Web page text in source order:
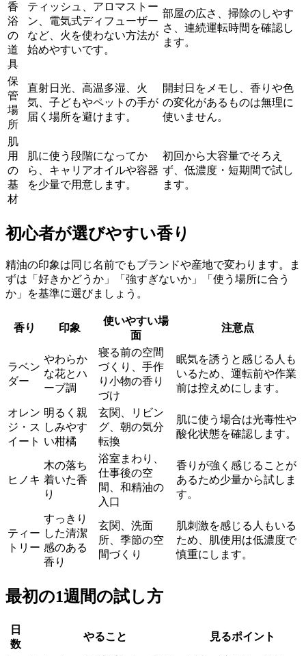
香
浴
の
道
具
ティッシュ、アロマストー
ン、電気式ディフューザー
など、火を使わない方法が
始めやすいです。
部屋の広さ、掃除のしやす
さ、連続運転時間を確認し
ます。
保
管
場
所
直射日光、高温多湿、火
気、子どもやペットの手が
届く場所を避けます。
開封日をメモし、香りや色
の変化があるものは無理に
使いません。
肌
用
の
基
材
肌に使う段階になってか
ら、キャリアオイルや容器
を少量で用意します。
初回から大容量でそろえ
ず、低濃度・短期間で試し
ます。
初心者が選びやすい香り
精油の印象は同じ名前でもブランドや産地で変わります。ま
ずは「好きかどうか」「強すぎないか」「使う場所に合う
か」を基準に選びましょう。
香り 印象
使いやすい場
面
注意点
ラベン
ダー
やわらか
な花とハ
ーブ調
寝る前の空間
づくり、手作
り小物の香り
づけ
眠気を誘うと感じる人も
いるため、運転前や作業
前は控えめにします。
オレン
ジ・ス
イート
明るく親
しみやす
い柑橘
玄関、リビン
グ、朝の気分
転換
肌に使う場合は光毒性や
酸化状態を確認します。
ヒノキ
木の落ち
着いた香
り
浴室まわり、
仕事後の空
間、和精油の
入口
香りが強く感じることが
あるため少量から試しま
す。
ティー
トリー
すっきり
した清潔
感のある
香り
玄関、洗面
所、季節の空
間づくり
肌刺激を感じる人もいる
ため、肌使用は低濃度で
慎重にします。
最初の1週間の試し方
日
数
やること 見るポイント